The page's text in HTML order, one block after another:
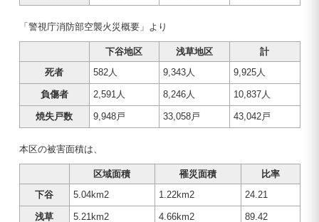
「警視庁消防部空襲火災概要」より
下谷地区 浅草地区
計
死者
582人 9,343人 9,925人
負傷者 2,591人 8,246人 10,837人
焼失戸数 9,948戸 33,058戸 43,042戸
本区の被害面積は、
区域面積 罹災面積
比率
下谷
5.04km2 1.22km2 24.21
浅草 5.21km2 4.66km2 89.42